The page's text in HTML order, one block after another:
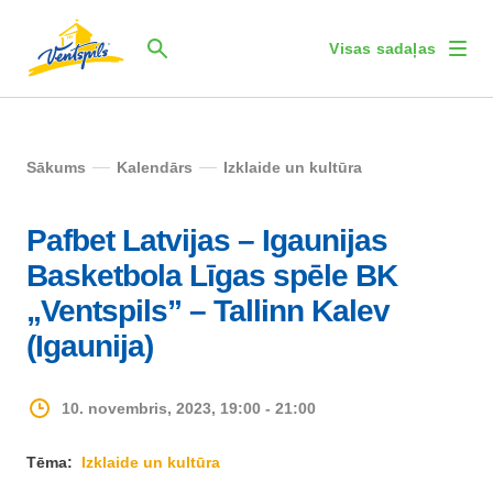
Visas sadaļas
Sākums Kalendārs Izklaide un kultūra
Pafbet Latvijas – Igaunijas
Basketbola Līgas spēle BK
„Ventspils” – Tallinn Kalev
(Igaunija)
10. novembris, 2023, 19:00 - 21:00
Tēma: Izklaide un kultūra